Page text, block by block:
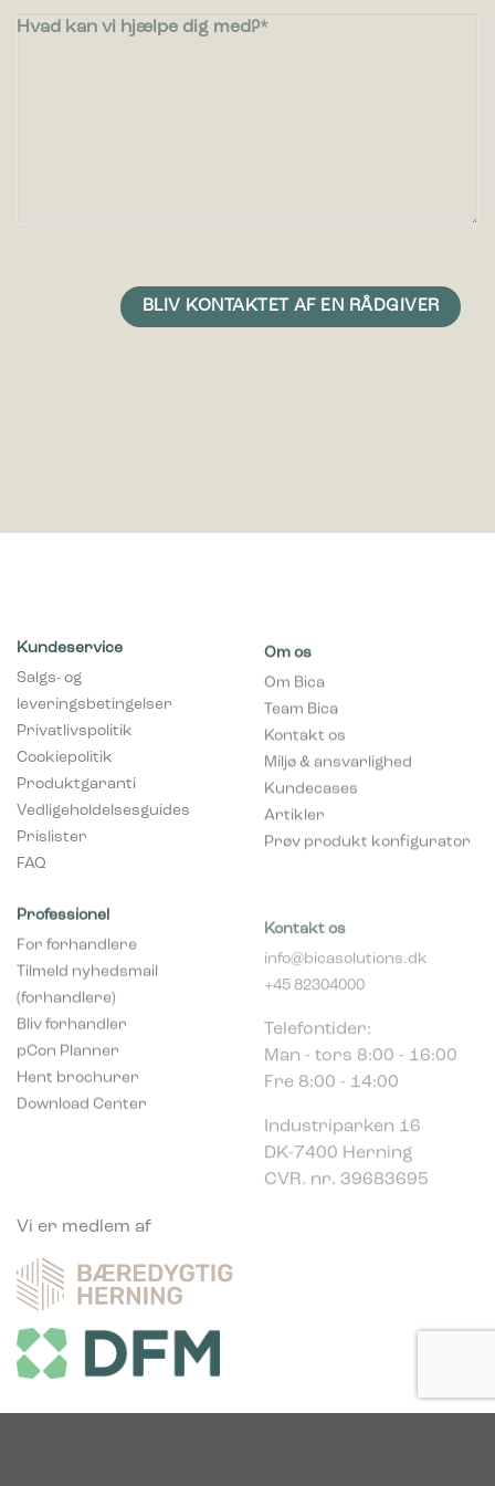
Hvad kan vi hjælpe dig med?
Kundeservice
Salgs- og
leveringsbetingelser
Privatlivspolitik
Cookiepolitik
Produktgaranti
Vedligeholdelsesguides
Prislister
FAQ
Om os
Om Bica
Team Bica
Kontakt os
Miljø & ansvarlighed
Kundecases
Artikler
Prøv produkt konfigurator
Professionel
For forhandlere
Tilmeld nyhedsmail
(forhandlere)
Bliv forhandler
pCon Planner
Hent brochurer
Download Center
+45 82304000
Man - tors 8:00 - 16:00
Fre 8:00 - 14:00
DK-7400 Herning
CVR. nr. 39683695
Vi er medlem af